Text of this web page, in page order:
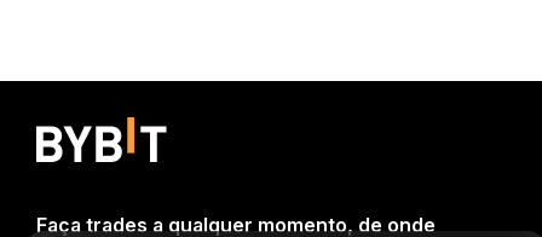
Faça trades a qualquer momento, de onde